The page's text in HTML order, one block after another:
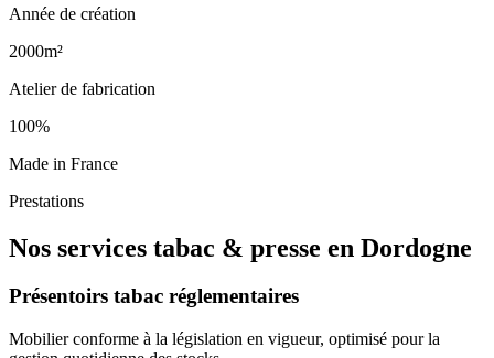
Année de création
2000m²
Atelier de fabrication
100%
Made in France
Prestations
Nos services tabac & presse en Dordogne
Présentoirs tabac réglementaires
Mobilier conforme à la législation en vigueur, optimisé pour la